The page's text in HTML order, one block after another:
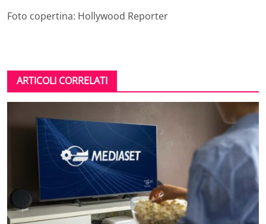
Foto copertina: Hollywood Reporter
ARTICOLI CORRELATI